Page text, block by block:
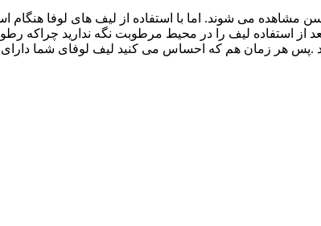
می شوند. اما با استفاده از لیف های لوفا هنگام
از استفاده لیف را در محیط مرطوبت نگه ندارید
.پس هر زمان هم که احساس می کنید لیف لوفای شما